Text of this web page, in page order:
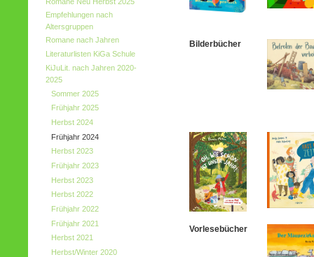
Empfehlungen nach
Altersgruppen
Romane nach Jahren
Literaturlisten KiGa Schule
KiJuLit. nach Jahren 2020-
2025
Sommer 2025
Frühjahr 2025
Herbst 2024
Frühjahr 2024
Herbst 2023
Frühjahr 2023
Herbst 2023
Herbst 2022
Frühjahr 2022
Frühjahr 2021
Herbst 2021
Herbst/Winter 2020
Bilderbücher
Vorlesebücher